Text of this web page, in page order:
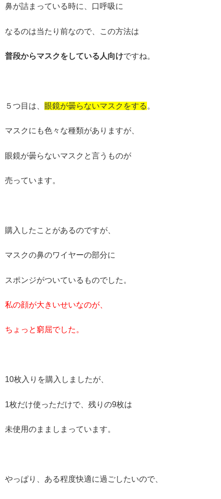
鼻が詰まっている時に、口呼吸に
なるのは当たり前なので、この方法は
普段からマスクをしている人向けですね。
５つ目は、 眼鏡が曇らないマスクをする 。
マスクにも色々な種類がありますが、
眼鏡が曇らないマスクと言うものが
売っています。
購入したことがあるのですが、
マスクの鼻のワイヤーの部分に
スポンジがついているものでした。
私の顔が大きいせいなのが、
ちょっと窮屈でした。
10枚入りを購入しましたが、
1枚だけ使っただけで、残りの9枚は
未使用のまましまっています。
やっぱり、ある程度快適に過ごしたいので、